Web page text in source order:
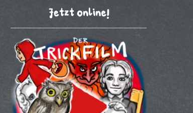
Jetzt online!